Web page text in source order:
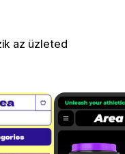
az üzleted